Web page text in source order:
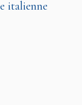
italienne